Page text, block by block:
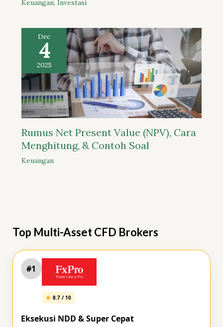
Keuangan, Investasi
Dec
4
2025
Rumus Net Present Value (NPV), Cara
Menghitung, & Contoh Soal
Keuangan
Top Multi-Asset CFD Brokers
#1
8.7 / 10
Eksekusi NDD & Super Cepat